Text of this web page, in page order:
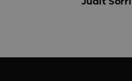
que
muy